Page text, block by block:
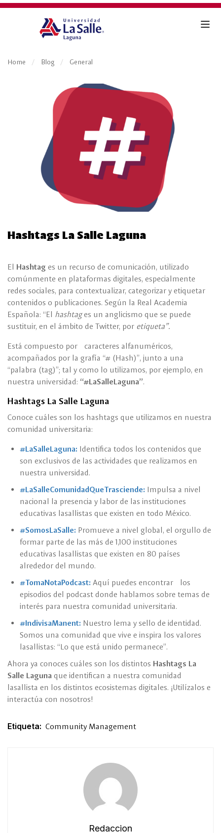
Home Blog General
Hashtags La Salle Laguna
El Hashtag es un recurso de comunicación, utilizado
comúnmente en plataformas digitales, especialmente
redes sociales, para contextualizar, categorizar y etiquetar
contenidos o publicaciones. Según la Real Academia
Española: “El hashtages un anglicismo que se puede
sustituir, en el ámbito de Twitter, por etiqueta”.
Está compuesto por caracteres alfanuméricos,
acompañados por la grafía “# (Hash)”, junto a una
“palabra (tag)”; tal y como lo utilizamos, por ejemplo, en
nuestra universidad: “#LaSalleLaguna”.
Hashtags La Salle Laguna
Conoce cuáles son los hashtags que utilizamos en nuestra
comunidad universitaria:
#LaSalleLaguna: Identifica todos los contenidos que
son exclusivos de las actividades que realizamos en
nuestra universidad.
#LaSalleComunidadQueTrasciende: Impulsa a nivel
nacional la presencia y labor de las instituciones
educativas lasallistas que existen en todo México.
#SomosLaSalle: Promueve a nivel global, el orgullo de
formar parte de las más de 1,100 instituciones
educativas lasallistas que existen en 80 países
alrededor del mundo.
#TomaNotaPodcast: Aquí puedes encontrar los
episodios del podcast donde hablamos sobre temas de
interés para nuestra comunidad universitaria.
#IndivisaManent: Nuestro lema y sello de identidad.
Somos una comunidad que vive e inspira los valores
lasallistas: “Lo que está unido permanece”.
Ahora ya conoces cuáles son los distintos Hashtags La
Salle Laguna que identifican a nuestra comunidad
lasallista en los distintos ecosistemas digitales. ¡Utilízalos e
interactúa con nosotros!
Etiqueta: Community Management
Redaccion